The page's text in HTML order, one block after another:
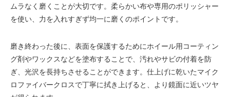
ムラなく磨くことが大切です。柔らかい布や専用のポリッシャー
を使い、力を入れすぎず均一に磨くのポイントです。
磨き終わった後に、表面を保護するためにホイール用コーティン
グ剤やワックスなどを塗布することで、汚れやサビの付着を防
ぎ、光沢を長持ちさせることができます。仕上げに乾いたマイク
ロファイバークロスで丁寧に拭き上げると、より鏡面に近いツヤ